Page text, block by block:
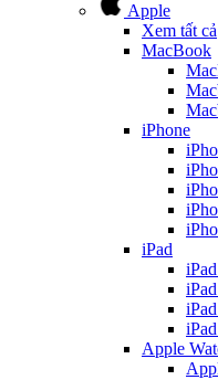
Apple
Xem tất cả
MacBook
iPhone
iPad
Apple